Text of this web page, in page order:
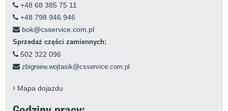
+48 68 385 75 11
+48 798 946 946
bok@csservice.com.pl
Sprzedaż części zamiennych:
502 322 096
zbigniew.wojtasik@csservice.com.pl
Mapa dojazdu